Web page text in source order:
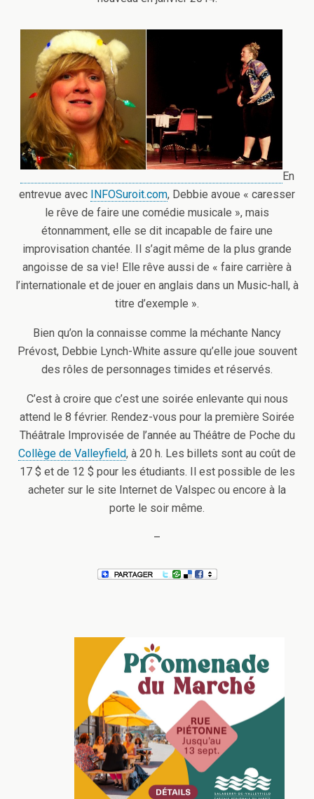
En
entrevue avec
INFOSuroit.com, Debbie avoue « caresser
le rêve de faire une comédie musicale », mais
étonnamment, elle se dit incapable de faire une
improvisation chantée. Il s’agit même de la plus grande
angoisse de sa vie! Elle rêve aussi de « faire carrière à
l’internationale et de jouer en anglais dans un Music-hall, à
titre d’exemple ».
Bien qu’on la connaisse comme la méchante Nancy
Prévost, Debbie Lynch-White assure qu’elle joue souvent
des rôles de personnages timides et réservés.
C’est à croire que c’est une soirée enlevante qui nous
attend le 8 février. Rendez-vous pour la première Soirée
Théâtrale Improvisée de l’année au Théâtre de Poche du
Collège de Valleyfield, à 20 h. Les billets sont au coût de
17 $ et de 12 $ pour les étudiants. Il est possible de les
acheter sur le site Internet de Valspec ou encore à la
porte le soir même.
–